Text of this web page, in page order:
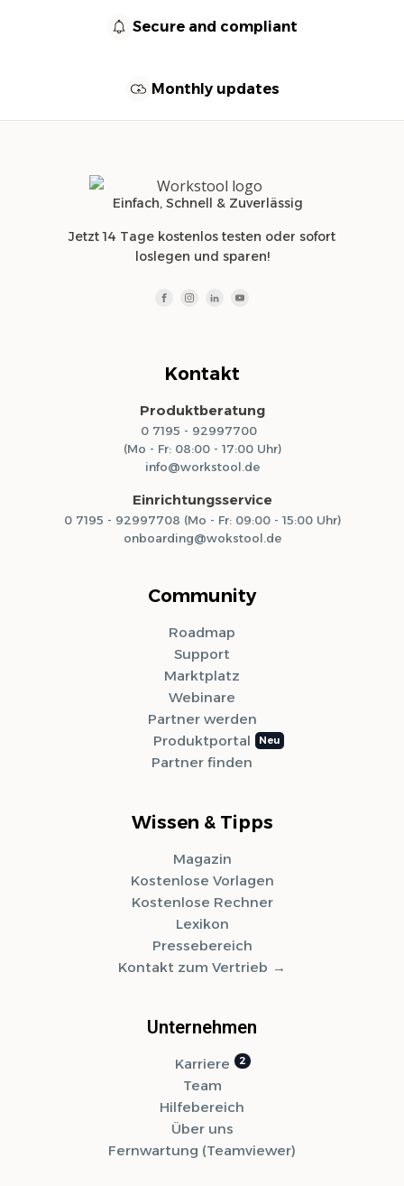
Secure and compliant
Monthly updates
Einfach, Schnell & Zuverlässig
Jetzt 14 Tage kostenlos testen oder sofort
loslegen und sparen!
Kontakt
Produktberatung
0 7195 - 92997700
(Mo - Fr: 08:00 - 17:00 Uhr)
info@workstool.de
Einrichtungsservice
0 7195 - 92997708 (Mo - Fr: 09:00 - 15:00 Uhr)
onboarding@wokstool.de
Community
Roadmap
Support
Marktplatz
Webinare
Partner werden
Produktportal
Partner finden
Wissen & Tipps
Magazin
Kostenlose Vorlagen
Kostenlose Rechner
Lexikon
Pressebereich
Kontakt zum Vertrieb
Unternehmen
Karriere
Team
Hilfebereich
Über uns
Fernwartung (Teamviewer)